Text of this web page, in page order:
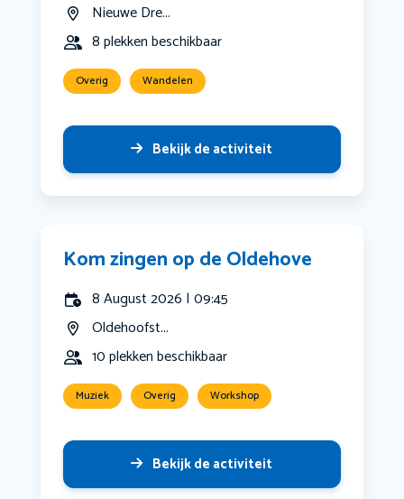
Nieuwe Dre...
8 plekken beschikbaar
Overig Wandelen
Bekijk de activiteit
Kom zingen op de Oldehove
8 August 2026 | 09:45
Oldehoofst...
10 plekken beschikbaar
Muziek Overig Workshop
Bekijk de activiteit